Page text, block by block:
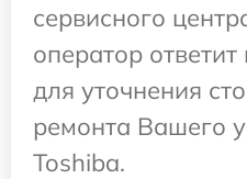
сервисного
оператор
для уточнения
ремонта Вашего
Toshiba.